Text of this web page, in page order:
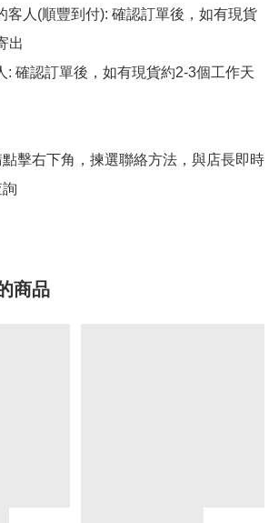
客人(順豐到付): 確認訂單後，如有現貨
出
: 確認訂單後，如有現貨約2-3個工作天
擊右下角，揀選聯絡方法，與店長即時
商品